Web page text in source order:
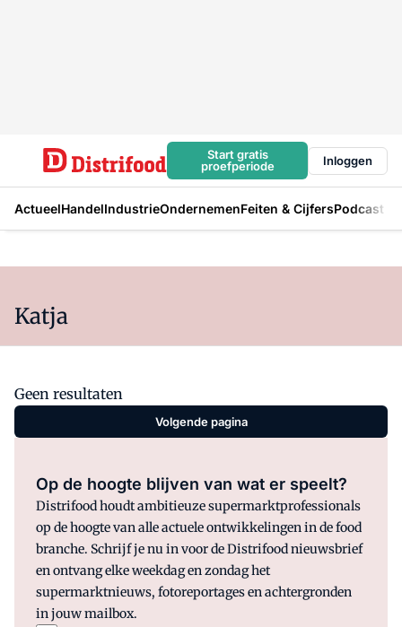
Start gratis
proefperiode
Inloggen
ActueelHandelIndustrieOndernemenFeiten & CijfersPodcast
Katja
Geen resultaten
Volgende pagina
Op de hoogte blijven van wat er speelt?
Distrifood houdt ambitieuze supermarktprofessionals
op de hoogte van alle actuele ontwikkelingen in de food
branche. Schrijf je nu in voor de Distrifood nieuwsbrief
en ontvang elke weekdag en zondag het
supermarktnieuws, fotoreportages en achtergronden
in jouw mailbox.